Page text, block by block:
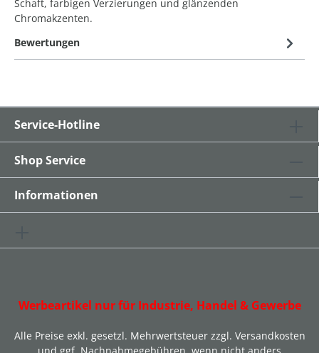
Schaft, farbigen Verzierungen und glänzenden
Chromakzenten.
Bewertungen
Service-Hotline
Shop Service
Informationen
Werbeartikel nur für Industrie, Handel & Gewerbe
Alle Preise exkl. gesetzl. Mehrwertsteuer zzgl. Versandkosten
und ggf. Nachnahmegebühren, wenn nicht anders